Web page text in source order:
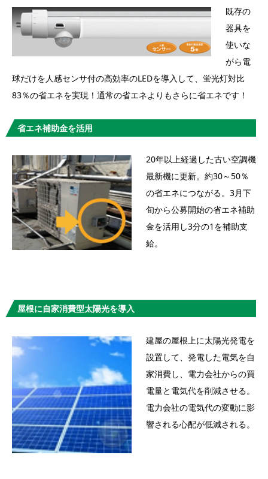
既存の
器具を
使いな
がら電
球だけを人感センサ付の高効率のLEDを導入して、蛍光灯対比
83％の省エネを実現！通常の省エネよりもさらに省エネです！
省エネ補助金を活用
20年以上経過した古い空調機
最新機に更新。約30～50％
の省エネにつながる。3月下
旬から公募開始の省エネ補助
金を活用し3分の1を補助支
給。
屋根に自家消費型太陽光を導入
建屋の屋根上に太陽光発電を
設置して、発電した電気を自
家消費し、電力会社からの買
電量と電気代を削減させる。
電力会社の電気代の変動に影
響される心配が低減される。